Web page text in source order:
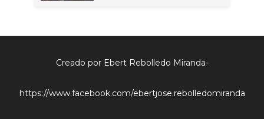
Creado por Ebert Rebolledo Miranda-
https://www.facebook.com/ebertjose.rebolledomiranda